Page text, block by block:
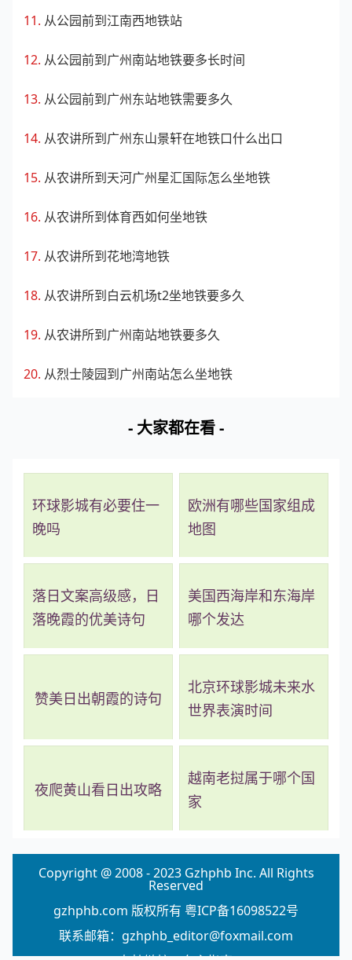
从公园前到江南西地铁站
从公园前到广州南站地铁要多长时间
从公园前到广州东站地铁需要多久
从农讲所到广州东山景轩在地铁口什么出口
从农讲所到天河广州星汇国际怎么坐地铁
从农讲所到体育西如何坐地铁
从农讲所到花地湾地铁
从农讲所到白云机场t2坐地铁要多久
从农讲所到广州南站地铁要多久
从烈士陵园到广州南站怎么坐地铁
- 大家都在看 -
环球影城有必要住一
晚吗
欧洲有哪些国家组成
地图
落日文案高级感，日
落晚霞的优美诗句
美国西海岸和东海岸
哪个发达
赞美日出朝霞的诗句
北京环球影城未来水
世界表演时间
夜爬黄山看日出攻略
越南老挝属于哪个国
家
Copyright @ 2008 - 2023 Gzhphb Inc. All Rights
Reserved
gzhphb.com 版权所有 粤ICP备16098522号
联系邮箱：gzhphb_editor@foxmail.com